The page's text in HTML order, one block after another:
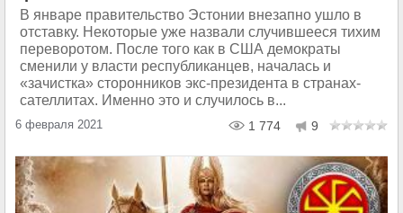
В январе правительство Эстонии внезапно ушло в
отставку. Некоторые уже назвали случившееся тихим
переворотом. После того как в США демократы
сменили у власти республиканцев, началась и
«зачистка» сторонников экс-президента в странах-
сателлитах. Именно это и случилось в...
6 февраля 2021 1 774 9